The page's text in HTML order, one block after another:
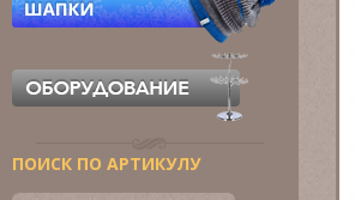
ПОИСК ПО АРТИКУЛУ